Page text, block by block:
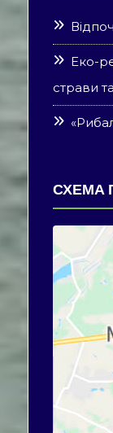
Еко-
страви
СХЕМА